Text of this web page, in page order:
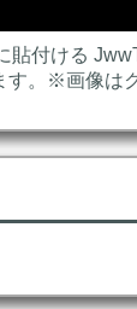
付ける
す。※画像は